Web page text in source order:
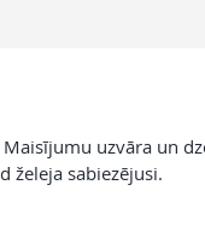
uzvāra un
želeja sabiezējusi.